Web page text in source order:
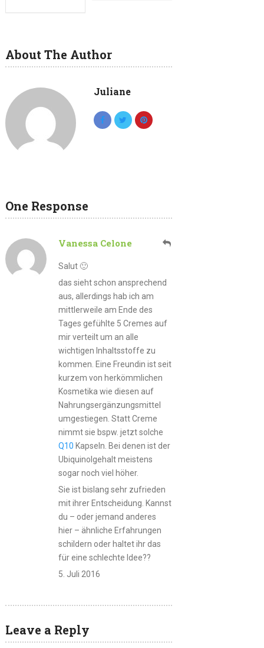
About The Author
Juliane
One Response
Vanessa Celone
Salut 🙂
das sieht schon ansprechend
aus, allerdings hab ich am
mittlerweile am Ende des
Tages gefühlte 5 Cremes auf
mir verteilt um an alle
wichtigen Inhaltsstoffe zu
kommen. Eine Freundin ist seit
kurzem von herkömmlichen
Kosmetika wie diesen auf
Nahrungsergänzungsmittel
umgestiegen. Statt Creme
nimmt sie bspw. jetzt solche
Q10 Kapseln. Bei denen ist der
Ubiquinolgehalt meistens
sogar noch viel höher.
Sie ist bislang sehr zufrieden
mit ihrer Entscheidung. Kannst
du – oder jemand anderes
hier – ähnliche Erfahrungen
schildern oder haltet ihr das
für eine schlechte Idee??
5. Juli 2016
Leave a Reply